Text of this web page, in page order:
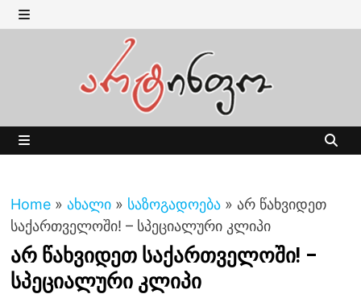
Skip
to MENU
Home » ახალი » საზოგადოება » არ წახვიდეთ
საქართველოში! – სპეციალური კლიპი
არ წახვიდეთ საქართველოში! –
სპეციალური კლიპი